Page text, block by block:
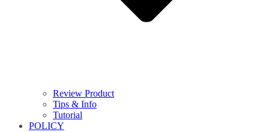
Review Product
Tips & Info
Tutorial
POLICY